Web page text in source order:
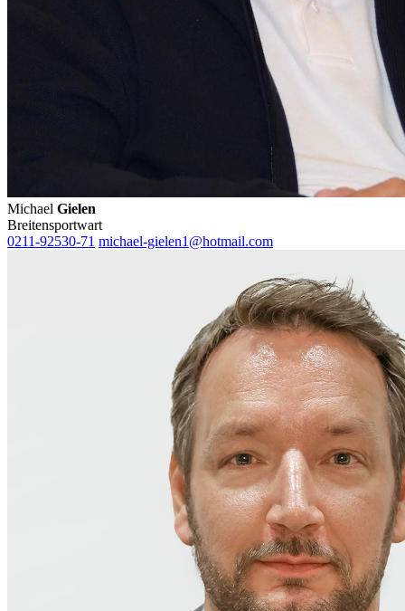
Michael Gielen
Breitensportwart
0211-92530-71 michael-gielen1@hotmail.com